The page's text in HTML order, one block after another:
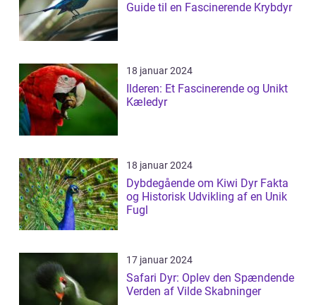
Guide til en Fascinerende Krybdyr
18 januar 2024
Ilderen: Et Fascinerende og Unikt
Kæledyr
18 januar 2024
Dybdegående om Kiwi Dyr Fakta
og Historisk Udvikling af en Unik
Fugl
17 januar 2024
Safari Dyr: Oplev den Spændende
Verden af Vilde Skabninger